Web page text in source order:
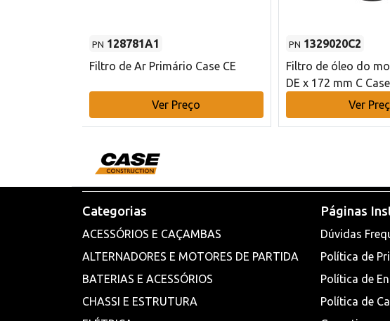
PN 128781A1
Filtro de Ar Primário Case CE
Ver Preço
PN 1329020C2
Filtro de óleo do
DE x 172 mm C
Ver
Categorias
ACESSÓRIOS E CAÇAMBAS
ALTERNADORES E MOTORES DE PARTIDA
BATERIAS E ACESSÓRIOS
CHASSI E ESTRUTURA
Páginas
Dúvidas
Política de
Política de
Política de